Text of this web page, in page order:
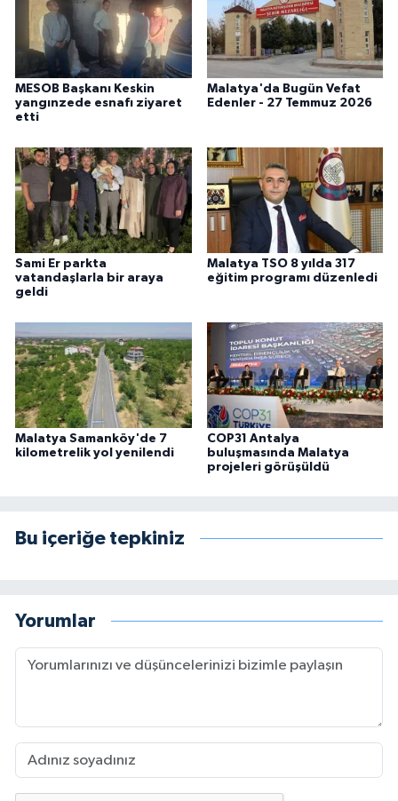
MESOB Başkanı Keskin
yangınzede esnafı ziyaret
etti
Malatya'da Bugün Vefat
Edenler - 27 Temmuz 2026
Sami Er parkta
vatandaşlarla bir araya
geldi
Malatya TSO 8 yılda 317
eğitim programı düzenledi
Malatya Samanköy'de 7
kilometrelik yol yenilendi
COP31 Antalya
buluşmasında Malatya
projeleri görüşüldü
Bu içeriğe tepkiniz
Yorumlar